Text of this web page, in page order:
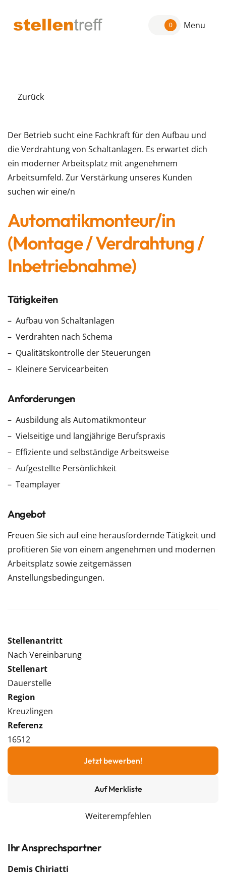
0 Menu
Zurück
Der Betrieb sucht eine Fachkraft für den Aufbau und
die Verdrahtung von Schaltanlagen. Es erwartet dich
ein moderner Arbeitsplatz mit angenehmem
Arbeitsumfeld. Zur Verstärkung unseres Kunden
suchen wir eine/n
Automatikmonteur/in
(Montage / Verdrahtung /
Inbetriebnahme)
Tätigkeiten
Aufbau von Schaltanlagen
Verdrahten nach Schema
Qualitätskontrolle der Steuerungen
Kleinere Servicearbeiten
Anforderungen
Ausbildung als Automatikmonteur
Vielseitige und langjährige Berufspraxis
Effiziente und selbständige Arbeitsweise
Aufgestellte Persönlichkeit
Teamplayer
Angebot
Freuen Sie sich auf eine herausfordernde Tätigkeit und
profitieren Sie von einem angenehmen und modernen
Arbeitsplatz sowie zeitgemässen
Anstellungsbedingungen.
Stellenantritt
Nach Vereinbarung
Stellenart
Dauerstelle
Region
Kreuzlingen
Referenz
16512
Jetzt bewerben!
Auf Merkliste
Weiterempfehlen
Ihr Ansprechspartner
Demis Chiriatti